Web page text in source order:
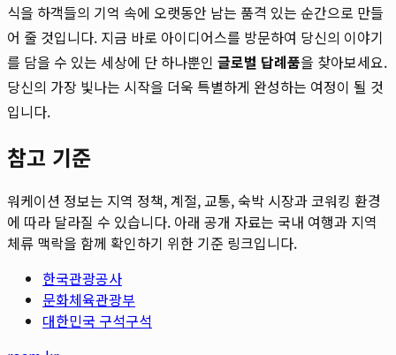
식을 하객들의 기억 속에 오랫동안 남는 품격 있는 순간으로 만들
어 줄 것입니다. 지금 바로 아이디어스를 방문하여 당신의 이야기
를 담을 수 있는 세상에 단 하나뿐인 글로벌 답례품을 찾아보세요.
당신의 가장 빛나는 시작을 더욱 특별하게 완성하는 여정이 될 것
입니다.
참고 기준
워케이션 정보는 지역 정책, 계절, 교통, 숙박 시장과 코워킹 환경
에 따라 달라질 수 있습니다. 아래 공개 자료는 국내 여행과 지역
체류 맥락을 함께 확인하기 위한 기준 링크입니다.
한국관광공사
문화체육관광부
대한민국 구석구석